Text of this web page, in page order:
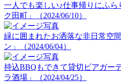
一人でも楽しい♪仕事帰りにふ
ク田町」（2024/06/10）
緑に囲まれたお洒落な非日常空
ン」（2024/06/04）
持込BBQもできて貸切ビアガー
ラ酒場」（2024/04/25）